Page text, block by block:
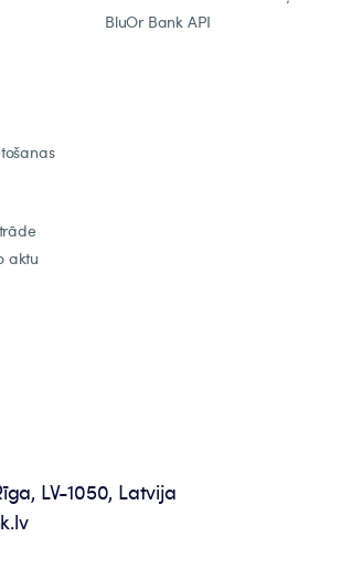
BluOr Bank API
aktu
LV-1050, Latvija